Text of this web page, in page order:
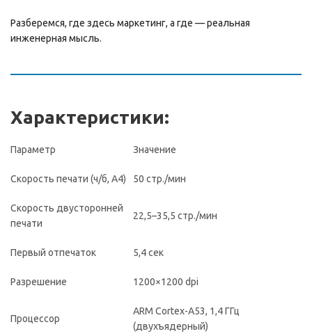
Разберемся, где здесь маркетинг, а где — реальная
инженерная мысль.
Характеристики:
Параметр Значение
Скорость печати (ч/б, А4) 50 стр./мин
Скорость двусторонней
печати
22,5–35,5 стр./мин
Первый отпечаток 5,4 сек
Разрешение 1200×1200 dpi
Процессор
ARM Cortex-A53, 1,4 ГГц
(двухъядерный)